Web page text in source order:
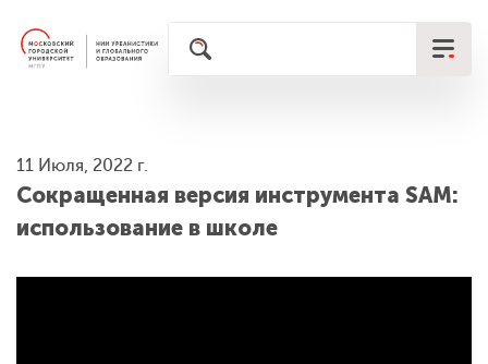
11 Июля, 2022 г.
Сокращенная версия инструмента SAM:
использование в школе